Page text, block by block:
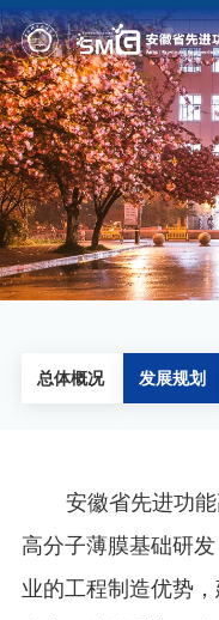
首页
团队概况
研究方向
团队建设
毕业校友
SMG AI English
总体概况 发展规划
安徽省先进功
高分子薄膜基础研
业的工程制造优势